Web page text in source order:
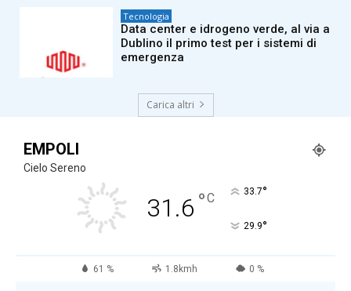
Tecnologia
Data center e idrogeno verde, al via a
Dublino il primo test per i sistemi di
emergenza
Carica altri
EMPOLI
Cielo Sereno
31.6 °C 33.7°
29.9°
61 % 1.8kmh 0 %